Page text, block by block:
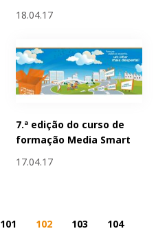
18.04.17
7.ª edição do curso de
formação Media Smart
17.04.17
101 102 103
104